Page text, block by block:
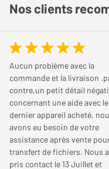
Nos clients
Aucun problème avec la
commande et la livraison
contre,un petit détail
concernant une aide avec le
dernier appareil acheté,
avons eu besoin de votre
assistance après vente
transfert de fichiers. Nous
pris contact le 13 Juillet et